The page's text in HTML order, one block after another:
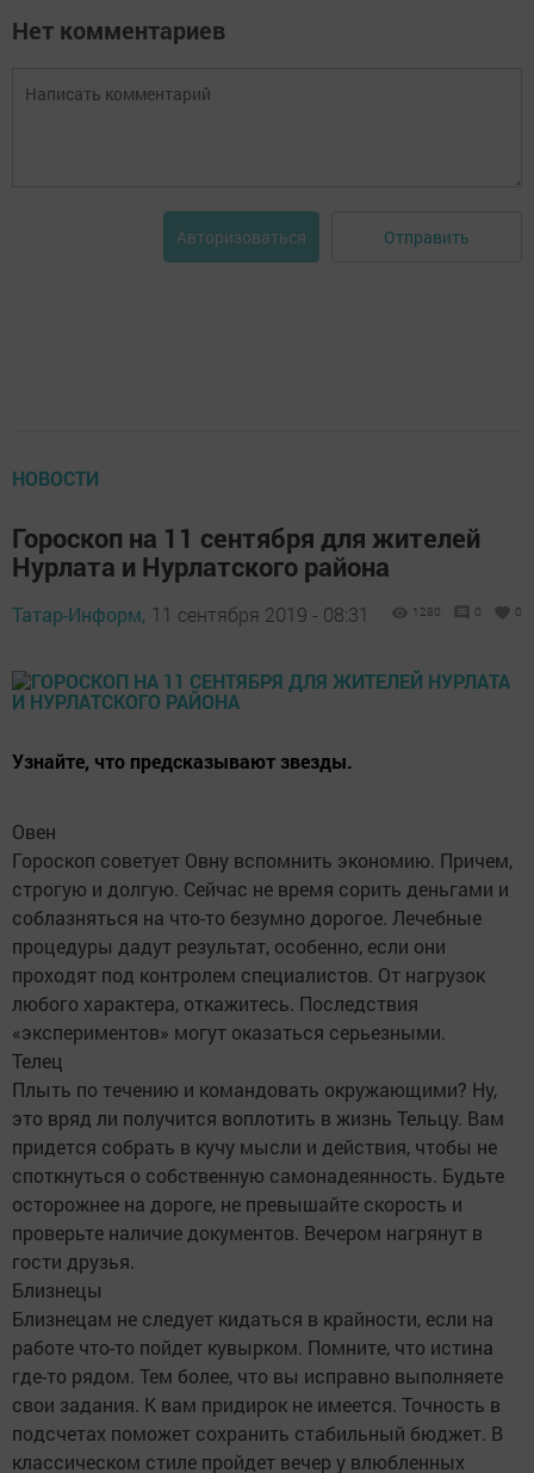
Нет комментариев
Авторизоваться Отправить
НОВОСТИ
Гороскоп на 11 сентября для жителей
Нурлата и Нурлатского района
Татар-Информ, 11 сентября 2019 - 08:31 1280 0 0
Узнайте, что предсказывают звезды.
Овен
Гороскоп советует Овну вспомнить экономию. Причем,
строгую и долгую. Сейчас не время сорить деньгами и
соблазняться на что-то безумно дорогое. Лечебные
процедуры дадут результат, особенно, если они
проходят под контролем специалистов. От нагрузок
любого характера, откажитесь. Последствия
«экспериментов» могут оказаться серьезными.
Телец
Плыть по течению и командовать окружающими? Ну,
это вряд ли получится воплотить в жизнь Тельцу. Вам
придется собрать в кучу мысли и действия, чтобы не
споткнуться о собственную самонадеянность. Будьте
осторожнее на дороге, не превышайте скорость и
проверьте наличие документов. Вечером нагрянут в
гости друзья.
Близнецы
Близнецам не следует кидаться в крайности, если на
работе что-то пойдет кувырком. Помните, что истина
где-то рядом. Тем более, что вы исправно выполняете
свои задания. К вам придирок не имеется. Точность в
подсчетах поможет сохранить стабильный бюджет. В
классическом стиле пройдет вечер у влюбленных